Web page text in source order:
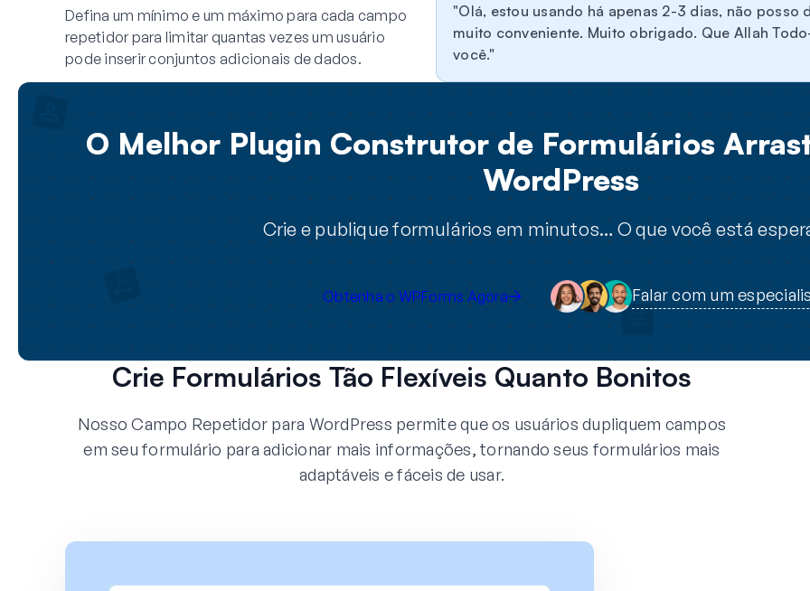
Defina um mínimo e um máximo para cada campo
repetidor para limitar quantas vezes um usuário
pode inserir conjuntos adicionais de dados.
Olá, estou usando há apenas 2-3 dias, não
muito conveniente. Muito obrigado. Que Allah
você.
O Melhor Plugin Construtor de Formulários
WordPress
Crie e publique formulários em minutos… O que você está
Obtenha o WPForms Agora Falar com um
Crie Formulários Tão Flexíveis Quanto Bonitos
Nosso Campo Repetidor para WordPress permite que os usuários dupliquem campos
em seu formulário para adicionar mais informações, tornando seus formulários mais
adaptáveis e fáceis de usar.